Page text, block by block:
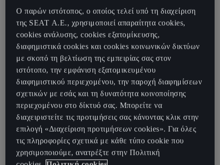
Η CUPRA ανακοινώνει το νέο CUPRA
Terramar πριν από την παγκόσμια
πρεμιέρα του 37ουAmerica’s Cup
>Το CUPRA Terramar ενστερνίζεται τη νέα σχεδιαστική
γλώσσα της CUPRA διαθέτοντας μία τολμηρή και γεμάτη
αυτοπεποίθηση εμφάνιση
>
Το CUPRA Cube στη Βαρκελώνη σηματοδοτεί την έναρξη
του 37ου
Louis Vuitton America’s Cup Barcelona και αποκαλύπτει
τις πρώτες λεπτομέρειες του CUPRA Terramar πριν από την
παγκόσμια πρεμιέρα του
Ο παρών ιστότοπος, ο οποίος τελεί υπό τη διαχείριση
της SEAT Α.Ε., χρησιμοποιεί απαραίτητα cookies,
cookies ανάλυσης, cookies εξατομίκευσης,
διαφημιστικά cookies και cookies κοινωνικών δικτύων
με σκοπό τη βελτίωση της εμπειρίας σας στον
ιστότοπο, την εμφάνιση εξατομικευμένου
διαφημιστικού περιεχομένου, την παροχή διαφημίσεων
σχετικών με εσάς και τη δυνατότητα κοινοποίησης
περιεχομένου στο δίκτυό σας. Μπορείτε να
διαχειριστείτε τις προτιμήσεις σας κάνοντας κλικ στην
επιλογή «Διαχείριση προτιμήσεων cookies». Για όλες
τις πληροφορίες σχετικά με κάθε τύπο cookie που
χρησιμοποιούμε, ανατρέξτε στην Πολιτική